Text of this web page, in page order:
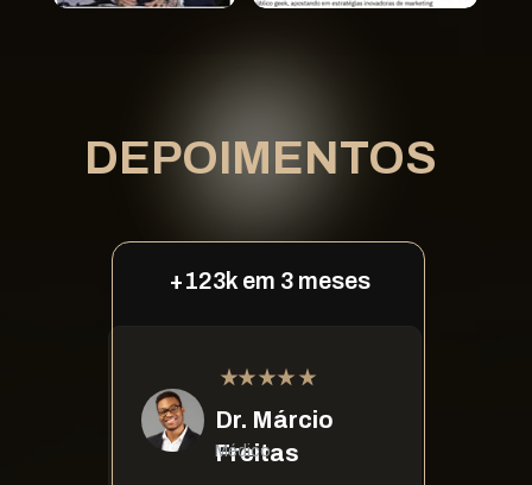
DEPOIMENTOS
+123k em 3 meses
Dr. Márcio
Freitas
Médico